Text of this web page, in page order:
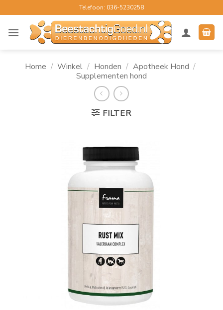
naar
inhoud
Telefoon: 036-5230258
Home / Winkel / Honden / Apotheek Hond /
Supplementen hond
FILTER